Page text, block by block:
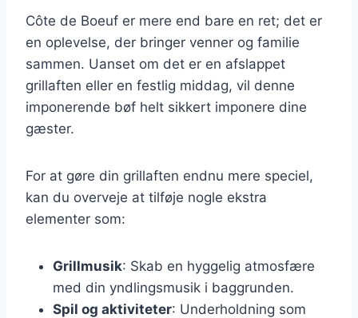
Côte de Boeuf er mere end bare en ret; det er
en oplevelse, der bringer venner og familie
sammen. Uanset om det er en afslappet
grillaften eller en festlig middag, vil denne
imponerende bøf helt sikkert imponere dine
gæster.
For at gøre din grillaften endnu mere speciel,
kan du overveje at tilføje nogle ekstra
elementer som:
Grillmusik: Skab en hyggelig atmosfære
med din yndlingsmusik i baggrunden.
Spil og aktiviteter: Underholdning som